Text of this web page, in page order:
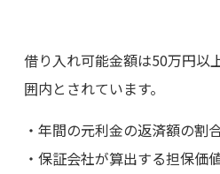
借り入れ可能金額は50万円以
囲内とされています。
・年間の元利金の返済額の割
・保証会社が算出する担保価